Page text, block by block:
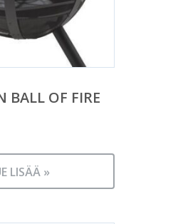
BALL OF FIRE
LISÄÄ »